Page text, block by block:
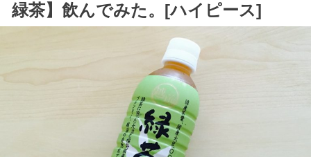
緑茶】飲んでみた。[ハイピース]